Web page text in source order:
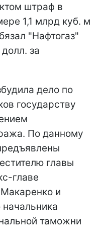
штраф в
1,1 млрд куб. м
"Нафтогаз"
за
дело по
государству
По данному
главы
главе
и
таможни